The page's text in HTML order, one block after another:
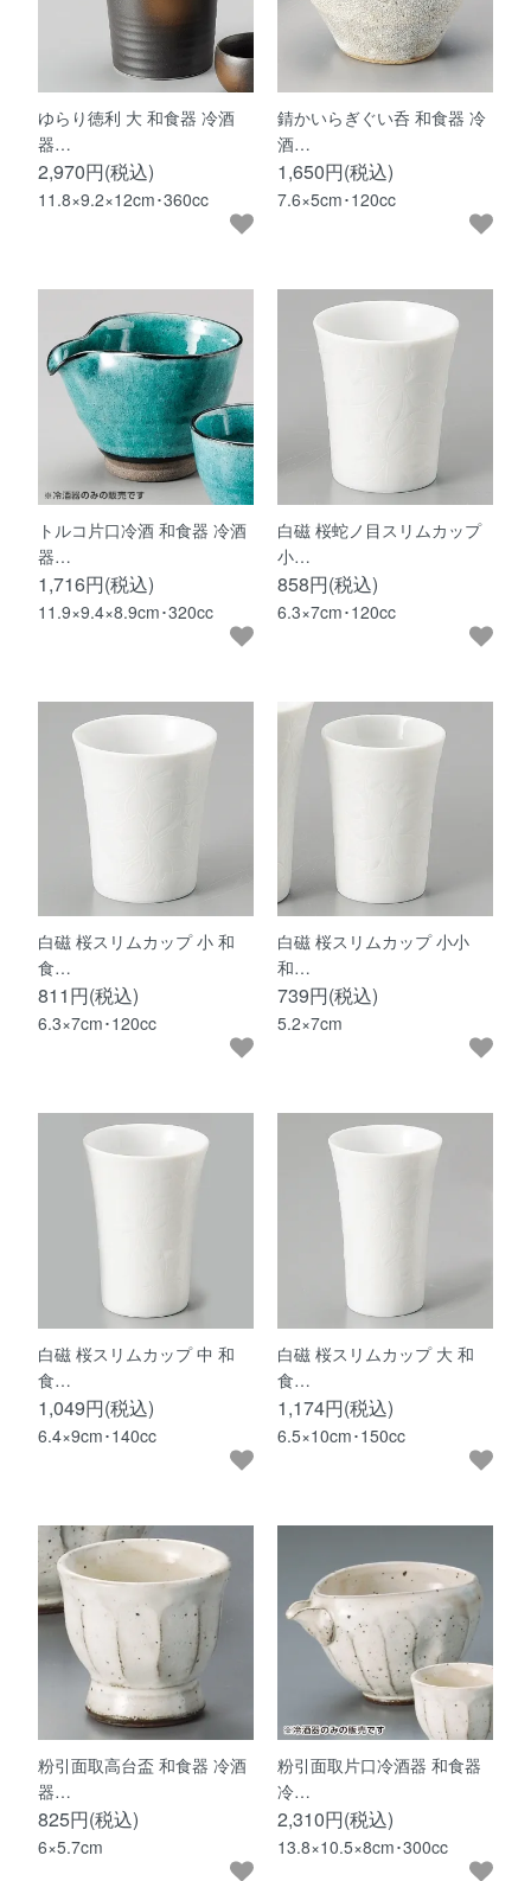
ゆらり徳利 大 和食器 冷酒
器…
2,970円(税込)
11.8×9.2×12cm･360cc
錆かいらぎぐい呑 和食器 冷
酒…
1,650円(税込)
7.6×5cm･120cc
トルコ片口冷酒 和食器 冷酒
器…
1,716円(税込)
11.9×9.4×8.9cm･320cc
白磁 桜蛇ノ目スリムカップ
小…
858円(税込)
6.3×7cm･120cc
白磁 桜スリムカップ 小 和
食…
811円(税込)
6.3×7cm･120cc
白磁 桜スリムカップ 小小
和…
739円(税込)
5.2×7cm
白磁 桜スリムカップ 中 和
食…
1,049円(税込)
6.4×9cm･140cc
白磁 桜スリムカップ 大 和
食…
1,174円(税込)
6.5×10cm･150cc
粉引面取高台盃 和食器 冷酒
器…
825円(税込)
6×5.7cm
粉引面取片口冷酒器 和食器
冷…
2,310円(税込)
13.8×10.5×8cm･300cc